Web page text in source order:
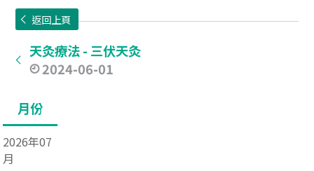
返回上頁
天灸療法 - 三伏天灸
2024-06-01
月份
2026年07
月